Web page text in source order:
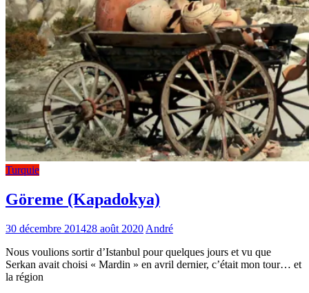
Turquie
Göreme (Kapadokya)
30 décembre 201428 août 2020 André
Nous voulions sortir d’Istanbul pour quelques jours et vu que
Serkan avait choisi « Mardin » en avril dernier, c’était mon tour… et
la région